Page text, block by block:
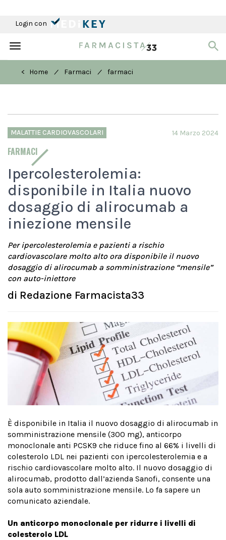
Login con
Toggle
< Home
/ Farmaci / farmaci
MALATTIE CARDIOVASCOLARI
FARMACI
14 Marzo 2024
Ipercolesterolemia:
disponibile in Italia nuovo
dosaggio di alirocumab a
iniezione mensile
Per ipercolesterolemia e pazienti a rischio
cardiovascolare molto alto ora disponibile il nuovo
dosaggio di alirocumab a somministrazione “mensile”
con auto-iniettore
di Redazione Farmacista33
È disponibile in Italia il nuovo dosaggio di alirocumab in
somministrazione mensile (300 mg), anticorpo
monoclonale anti PCSK9 che riduce fino al 66% i livelli di
colesterolo LDL nei pazienti con ipercolesterolemia e a
rischio cardiovascolare molto alto. Il nuovo dosaggio di
alirocumab, prodotto dall’azienda Sanofi, consente una
sola auto somministrazione mensile. Lo fa sapere un
comunicato aziendale.
Un anticorpo monoclonale per ridurre i livelli di
colesterolo LDL